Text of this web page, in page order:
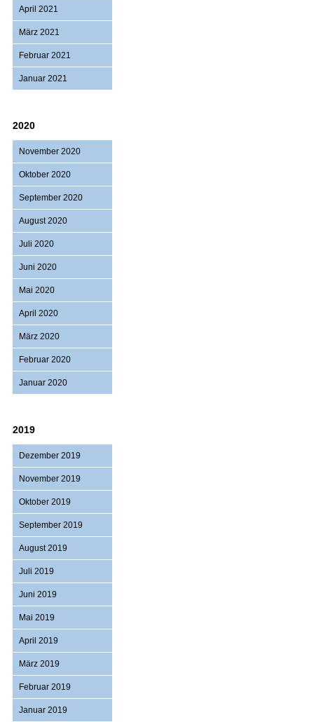
April 2021
März 2021
Februar 2021
Januar 2021
2020
November 2020
Oktober 2020
September 2020
August 2020
Juli 2020
Juni 2020
Mai 2020
April 2020
März 2020
Februar 2020
Januar 2020
2019
Dezember 2019
November 2019
Oktober 2019
September 2019
August 2019
Juli 2019
Juni 2019
Mai 2019
April 2019
März 2019
Februar 2019
Januar 2019